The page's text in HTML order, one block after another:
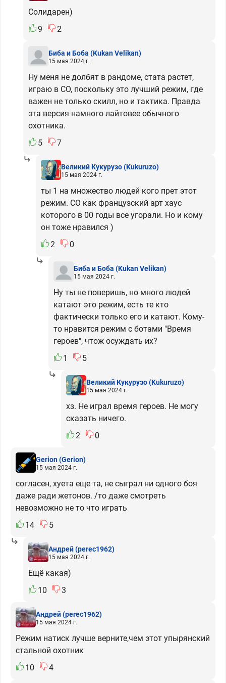
Солидарен)
9
2
Биба и Боба (Kukan Velikan)
15 мая 2024 г.
Ну меня не долбят в рандоме, стата растет,
играю в СО, поскольку это лучший режим, где
важен не только скилл, но и тактика. Правда
эта версия намного лайтовее обычного
охотника.
5
7
Великий Кукурузо(Kukuruzo)
15 мая 2024 г.
ты 1 на множество людей кого прет этот
режим. СО как французский арт хаус
которого в 00 годы все угорали. Но и кому
он тоже нравился )
2
0
Биба и Боба (Kukan Velikan)
15 мая 2024 г.
Ну ты не поверишь, но много людей
катают это режим, есть те кто
фактически только его и катают. Кому-
то нравится режим с ботами "Время
героев", чтож осуждать их?
1
5
Великий Кукурузо(Kukuruzo)
15 мая 2024 г.
хз. Не играл время героев. Не могу
сказать ничего.
2
0
Gerion(Gerion)
15 мая 2024 г.
согласен, хуета еще та, не сыграл ни одного боя
даже ради жетонов. /то даже смотреть
невозможно не то что играть
14
5
Андрей(perec1962)
15 мая 2024 г.
Ещё какая)
10
3
Андрей(perec1962)
15 мая 2024 г.
Режим натиск лучше верните,чем этот упырянский
стальной охотник
10
4